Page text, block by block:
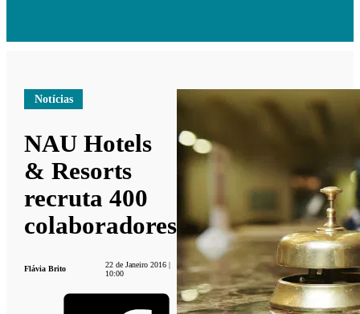
Notícias
NAU Hotels
& Resorts
recruta 400
colaboradores
Flávia Brito
22 de Janeiro 2016 |
10:00